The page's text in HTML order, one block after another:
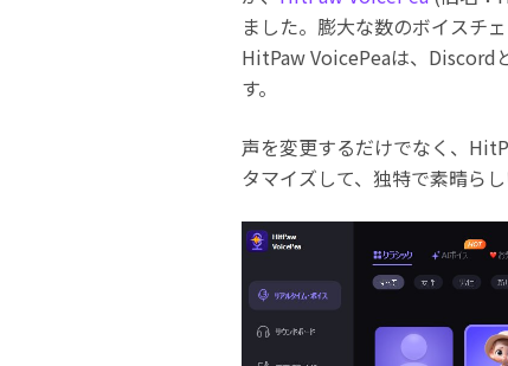
ました。膨大な数のボイスチ
HitPaw VoicePeaは、Discord
す。
声を変更するだけでなく、
タマイズして、独特で素晴ら